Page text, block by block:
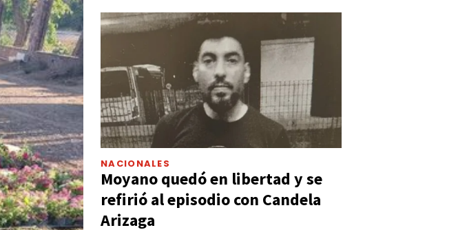
NACIONALES
Moyano quedó en libertad y se
refirió al episodio con Candela
Arizaga